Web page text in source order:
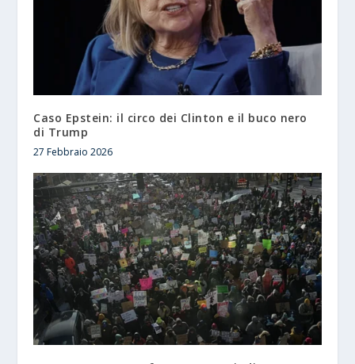
Caso Epstein: il circo dei Clinton e il buco nero
di Trump
27 Febbraio 2026